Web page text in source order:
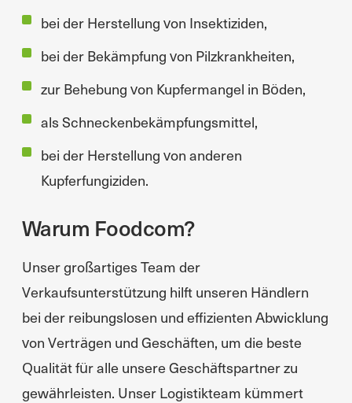
bei der Herstellung von Insektiziden,
bei der Bekämpfung von Pilzkrankheiten,
zur Behebung von Kupfermangel in Böden,
als Schneckenbekämpfungsmittel,
bei der Herstellung von anderen
Kupferfungiziden.
Warum Foodcom?
Unser großartiges Team der
Verkaufsunterstützung hilft unseren Händlern
bei der reibungslosen und effizienten Abwicklung
von Verträgen und Geschäften, um die beste
Qualität für alle unsere Geschäftspartner zu
gewährleisten. Unser Logistikteam kümmert